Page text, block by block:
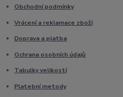
Obchodní podmínky
Vrácení a reklamace zboží
Doprava a platba
Ochrana osobních údajů
Tabulky velikostí
Platební metody